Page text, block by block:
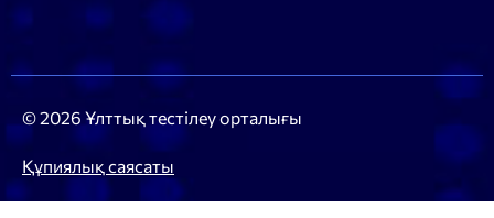
© 2026 Ұлттық тестілеу орталығы
Құпиялық саясаты